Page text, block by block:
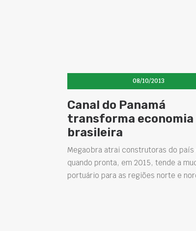
08/10/2013
Canal do Panamá
transforma economia
brasileira
Megaobra atrai construtoras do país
quando pronta, em 2015, tende a
portuário para as regiões norte e